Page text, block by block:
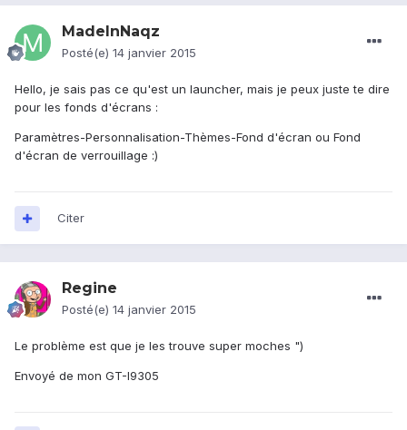
MadeInNaqz
Posté(e) 14 janvier 2015
Hello, je sais pas ce qu'est un launcher, mais je peux juste te dire
pour les fonds d'écrans :
Paramètres-Personnalisation-Thèmes-Fond d'écran ou Fond
d'écran de verrouillage :)
Citer
Regine
Posté(e) 14 janvier 2015
Le problème est que je les trouve super moches ")
Envoyé de mon GT-I9305